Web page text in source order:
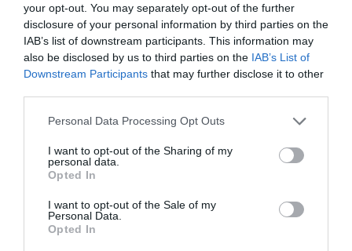
your opt-out. You may separately opt-out of the further
disclosure of your personal information by third parties on the
IAB’s list of downstream participants. This information may
also be disclosed by us to third parties on the IAB’s List of
Downstream Participants that may further disclose it to other
Personal Data Processing Opt Outs
I want to opt-out of the Sharing of my
personal data.
Opted In
I want to opt-out of the Sale of my
Personal Data.
Opted In
Índex2P
FEB
Publicidad
2Playbook Club